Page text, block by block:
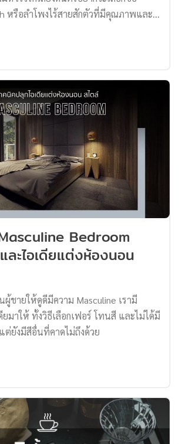
หรือลำโพงไร้สายสักตัวที่มีคุณภาพและ
ออกมาได้น่าสนใจไม่แพ้กันเลยทีเดียว
ด้วยคุณภาพแล้ว ดีไซน์ยังสวยเหมือนได้
างตกแต่งห้องอีกด้วย มาดูกันเลยดีกว่า
มีรุ่นไหนบ้าง ลำโพง
จ๋ว “Marshall Emberton” แน่นอนว่า
ที่แนะนำจะต้องมีแบรนด์เครื่อง
ง Marshall และลำโพงน้องใหม่ที่มีขนาด
นี้ก็กำลังมาแรงจนอาจขึ้นแท่นของหายาก
มาพร้อมระบบเสียงสเตอริโอ
360 องศา ใช้แอมป์ 10 วัตต์ เบสชัดตาม
ของ Marshall Mid ส่วนเสียงกีตาร์เป็น
ละมีฟิลเตอร์กรองคลื่นเสียงที่แหลมหรือ
ห้ได้เสียงที่มีคุณภาพ จุดเด่นของลำโพง
Emberton พกพาสะดวก น้ำหนักไม่
5.0 เชื่อมต่อได้ในระยะไกล […]
Bedroom
ละไอเดียแต่งห้องนอน
ชายให้ดูดีมีความ Masculine เรามี
มาให้ ทั้งวิธีเลือกเฟอร์ โทนสี และไม่ได้มี
ต่ยังมีสีอื่นที่คาดไม่ถึงด้วย